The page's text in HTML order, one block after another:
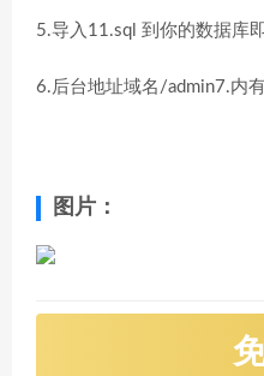
5.导入11.sql 到你的数据库即
6.后台地址域名/admin7.内
图片：